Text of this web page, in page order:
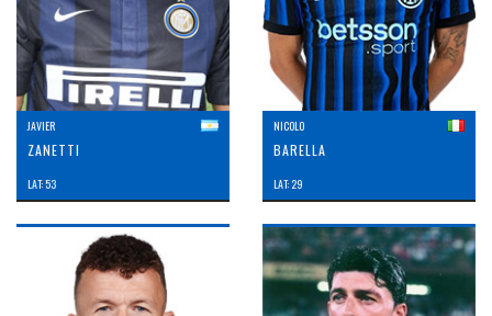
JAVIER
ZANETTI
LAT: 53
NICOLO
BARELLA
LAT: 29